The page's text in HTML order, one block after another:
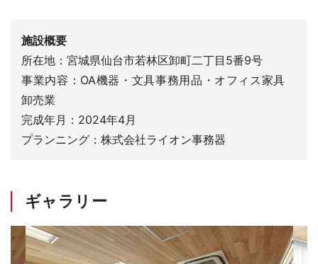
施設概要
所在地：宮城県仙台市若林区卸町二丁目5番9号
事業内容：OA機器・文具事務用品・オフィス家具
卸売業
完成年月：2024年4月
プランニング：株式会社ライオン事務器
ギャラリー